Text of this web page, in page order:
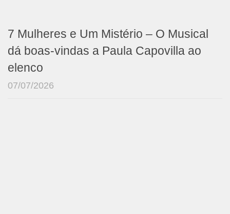
7 Mulheres e Um Mistério – O Musical
dá boas-vindas a Paula Capovilla ao
elenco
07/07/2026